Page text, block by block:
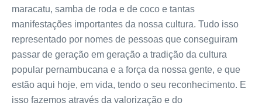
maracatu, samba de roda e de coco e tantas
manifestações importantes da nossa cultura. Tudo isso
representado por nomes de pessoas que conseguiram
passar de geração em geração a tradição da cultura
popular pernambucana e a força da nossa gente, e que
estão aqui hoje, em vida, tendo o seu reconhecimento. E
isso fazemos através da valorização e do